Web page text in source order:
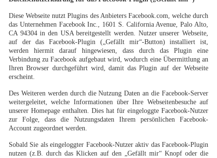
Diese Webseite nutzt Plugins des Anbieters Facebook.com, welche durch
das Unternehmen Facebook Inc., 1601 S. California Avenue, Palo Alto,
CA 94304 in den USA bereitgestellt werden. Nutzer unserer Webseite,
auf der das Facebook-Plugin („Gefällt mir“-Button) installiert ist,
werden hiermit darauf hingewiesen, dass durch das Plugin eine
Verbindung zu Facebook aufgebaut wird, wodurch eine Übermittlung an
Ihren Browser durchgeführt wird, damit das Plugin auf der Webseite
erscheint.
Des Weiteren werden durch die Nutzung Daten an die Facebook-Server
weitergeleitet, welche Informationen über Ihre Webseitenbesuche auf
unserer Homepage enthalten. Dies hat für eingeloggte Facebook-Nutzer
zur Folge, dass die Nutzungsdaten Ihrem persönlichen Facebook-
Account zugeordnet werden.
Sobald Sie als eingeloggter Facebook-Nutzer aktiv das Facebook-Plugin
nutzen (z.B. durch das Klicken auf den „Gefällt mir“ Knopf oder die